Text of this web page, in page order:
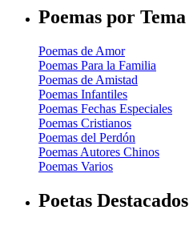
Poemas por Tema
Poemas de Amor
Poemas Para la Familia
Poemas de Amistad
Poemas Infantiles
Poemas Fechas Especiales
Poemas Cristianos
Poemas del Perdón
Poemas Autores Chinos
Poemas Varios
Poetas Destacados